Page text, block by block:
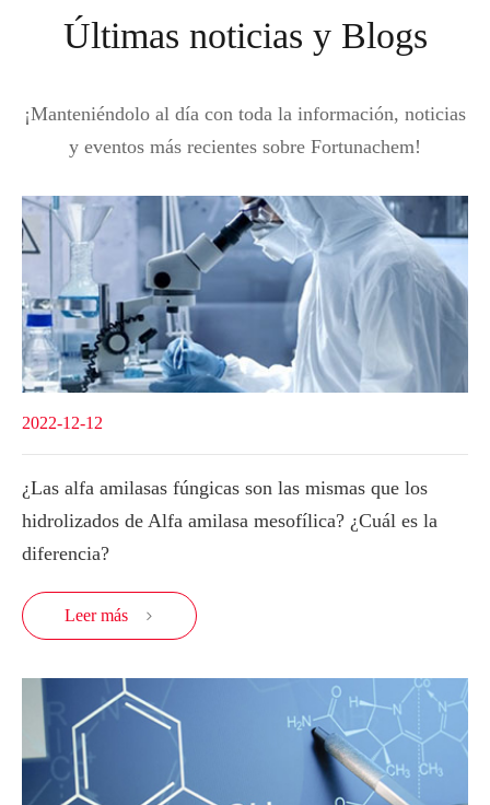
Últimas noticias y Blogs
¡Manteniéndolo al día con toda la información, noticias
y eventos más recientes sobre Fortunachem!
2022-12-12
¿Las alfa amilasas fúngicas son las mismas que los
hidrolizados de Alfa amilasa mesofílica? ¿Cuál es la
diferencia?
Leer más 